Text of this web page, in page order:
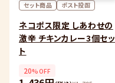
セット商品 ポスト投函
ネコポス限定 しあわせの
激辛 チキンカレー3個セッ
ト
20%OFF